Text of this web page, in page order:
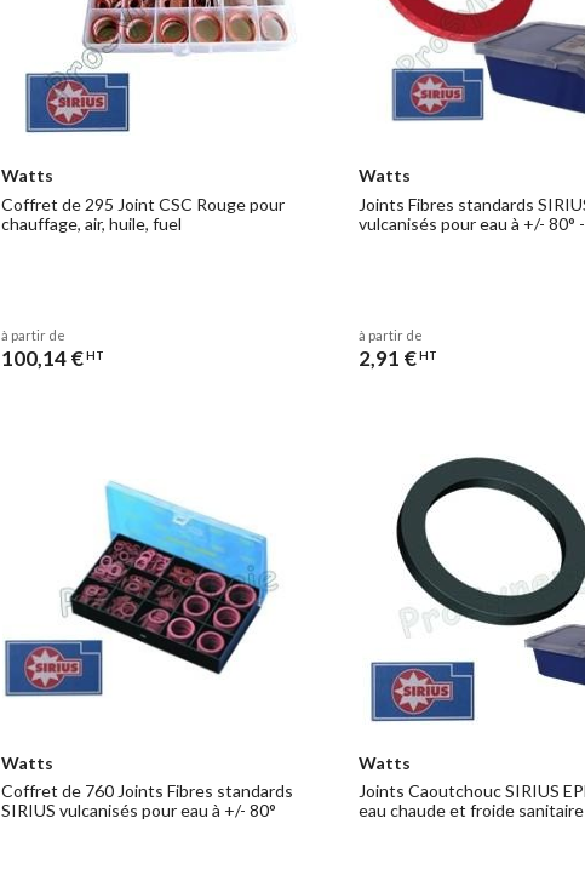
Watts
Coffret de 295 Joint CSC Rouge pour
chauffage, air, huile, fuel
à partir de
100,14 €HT
Watts
Joints Fibres standards
vulcanisés pour eau à +/- 80°
à partir de
2,91 €HT
Watts
Coffret de 760 Joints Fibres standards
SIRIUS vulcanisés pour eau à +/- 80°
Watts
Joints Caoutchouc SIRIUS
eau chaude et froide sanitaire